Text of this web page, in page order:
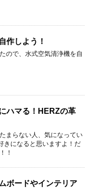
作しよう！
ので、水式空気清浄機を自
ハマる！HERZの革
まらない人、気になってい
きになると思いますよ！だ
！
ボードやインテリア